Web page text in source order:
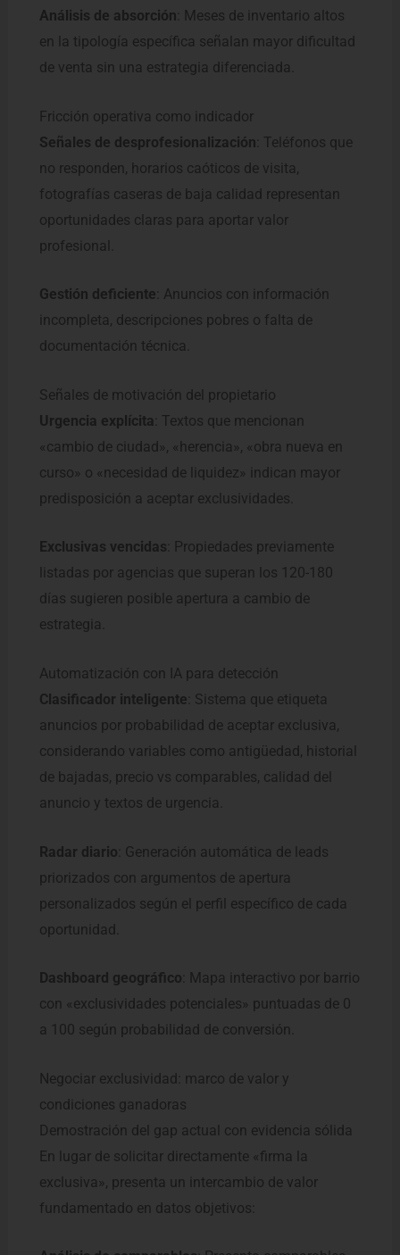
Análisis de absorción : Meses de inventario altos
en la tipología específica señalan mayor dificultad
de venta sin una estrategia diferenciada.
Fricción operativa como indicador
Señales de desprofesionalización : Teléfonos que
no responden, horarios caóticos de visita,
fotografías caseras de baja calidad representan
oportunidades claras para aportar valor
profesional.
Gestión deficiente : Anuncios con información
incompleta, descripciones pobres o falta de
documentación técnica.
Señales de motivación del propietario
Urgencia explícita : Textos que mencionan
«cambio de ciudad», «herencia», «obra nueva en
curso» o «necesidad de liquidez» indican mayor
predisposición a aceptar exclusividades.
Exclusivas vencidas : Propiedades previamente
listadas por agencias que superan los 120-180
días sugieren posible apertura a cambio de
estrategia.
Automatización con IA para detección
Clasificador inteligente : Sistema que etiqueta
anuncios por probabilidad de aceptar exclusiva,
considerando variables como antigüedad, historial
de bajadas, precio vs comparables, calidad del
anuncio y textos de urgencia.
Radar diario : Generación automática de leads
priorizados con argumentos de apertura
personalizados según el perfil específico de cada
oportunidad.
Dashboard geográfico : Mapa interactivo por barrio
con «exclusividades potenciales» puntuadas de 0
a 100 según probabilidad de conversión.
Negociar exclusividad: marco de valor y
condiciones ganadoras
Demostración del gap actual con evidencia sólida
En lugar de solicitar directamente «firma la
exclusiva», presenta un intercambio de valor
fundamentado en datos objetivos: